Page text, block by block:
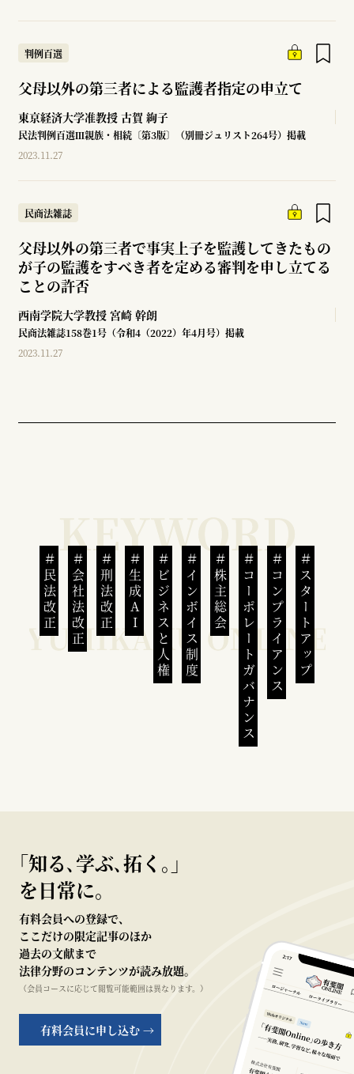
判例百選
父母以外の第三者による監護者指定の申立て
東京経済大学准教授 古賀 絢子
民法判例百選Ⅲ親族・相続〔第3版〕（別冊ジュリスト264号）掲載
2023.11.27
民商法雑誌
父母以外の第三者で事実上子を監護してきたもの
が子の監護をすべき者を定める審判を申し立てる
ことの許否
西南学院大学教授 宮崎 幹朗
民商法雑誌158巻1号（令和4（2022）年4月号）掲載
2023.11.27
民法改正 会社法改正 刑法改正 生成AI ビジネスと人権インボイス制度 株主総会 コーポレートガバナンスコンプライアンススタートアップ
｢知る､学ぶ､拓く｡｣
を日常に。
有料会員への登録で、
ここだけの限定記事のほか
過去の文献まで
法律分野のコンテンツが読み放題。
（会員コースに応じて閲覧可能範囲は異なります。）
有料会員に申し込む →